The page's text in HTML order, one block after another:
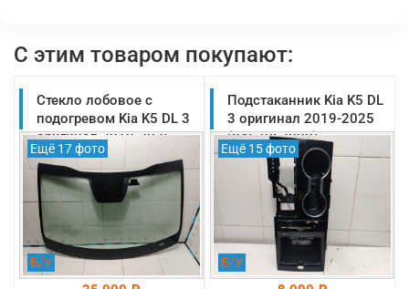
С этим товаром покупают:
Стекло лобовое с
подогревом Kia K5 DL 3
оригинал 2019-2025
(86111L2870)
Ещё 17 фото
Б/У
Подстаканник Kia K5 DL
3 оригинал 2019-2025
(84670L2000)
Ещё 15 фото
Б/У